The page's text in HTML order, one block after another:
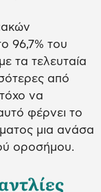
96,7% του
τα τελευταία
από
να
φέρνει το
μια ανάσα
οροσήμου.